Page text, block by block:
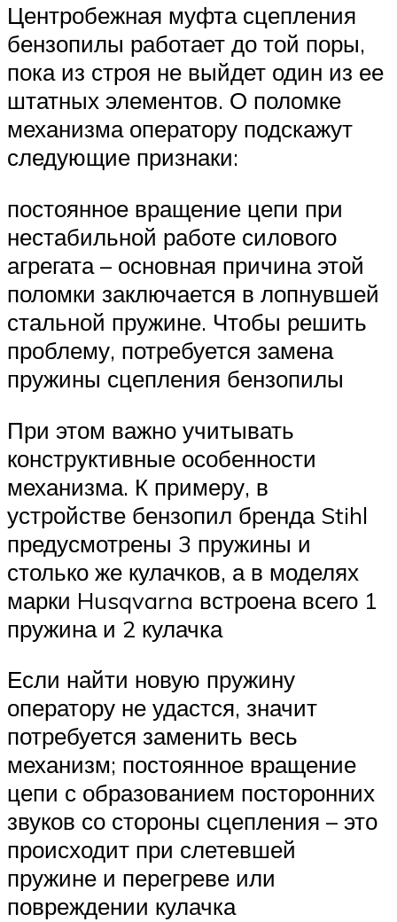
Центробежная муфта сцепления
бензопилы работает до той поры,
пока из строя не выйдет один из ее
штатных элементов. О поломке
механизма оператору подскажут
следующие признаки:
постоянное вращение цепи при
нестабильной работе силового
агрегата – основная причина этой
поломки заключается в лопнувшей
стальной пружине. Чтобы решить
проблему, потребуется замена
пружины сцепления бензопилы
При этом важно учитывать
конструктивные особенности
механизма. К примеру, в
устройстве бензопил бренда Stihl
предусмотрены 3 пружины и
столько же кулачков, а в моделях
марки Husqvarna встроена всего 1
пружина и 2 кулачка
Если найти новую пружину
оператору не удастся, значит
потребуется заменить весь
механизм; постоянное вращение
цепи с образованием посторонних
звуков со стороны сцепления – это
происходит при слетевшей
пружине и перегреве или
повреждении кулачка